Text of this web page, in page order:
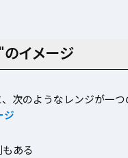
のイメージ
次のようなレンジが一つ
ジ
ある